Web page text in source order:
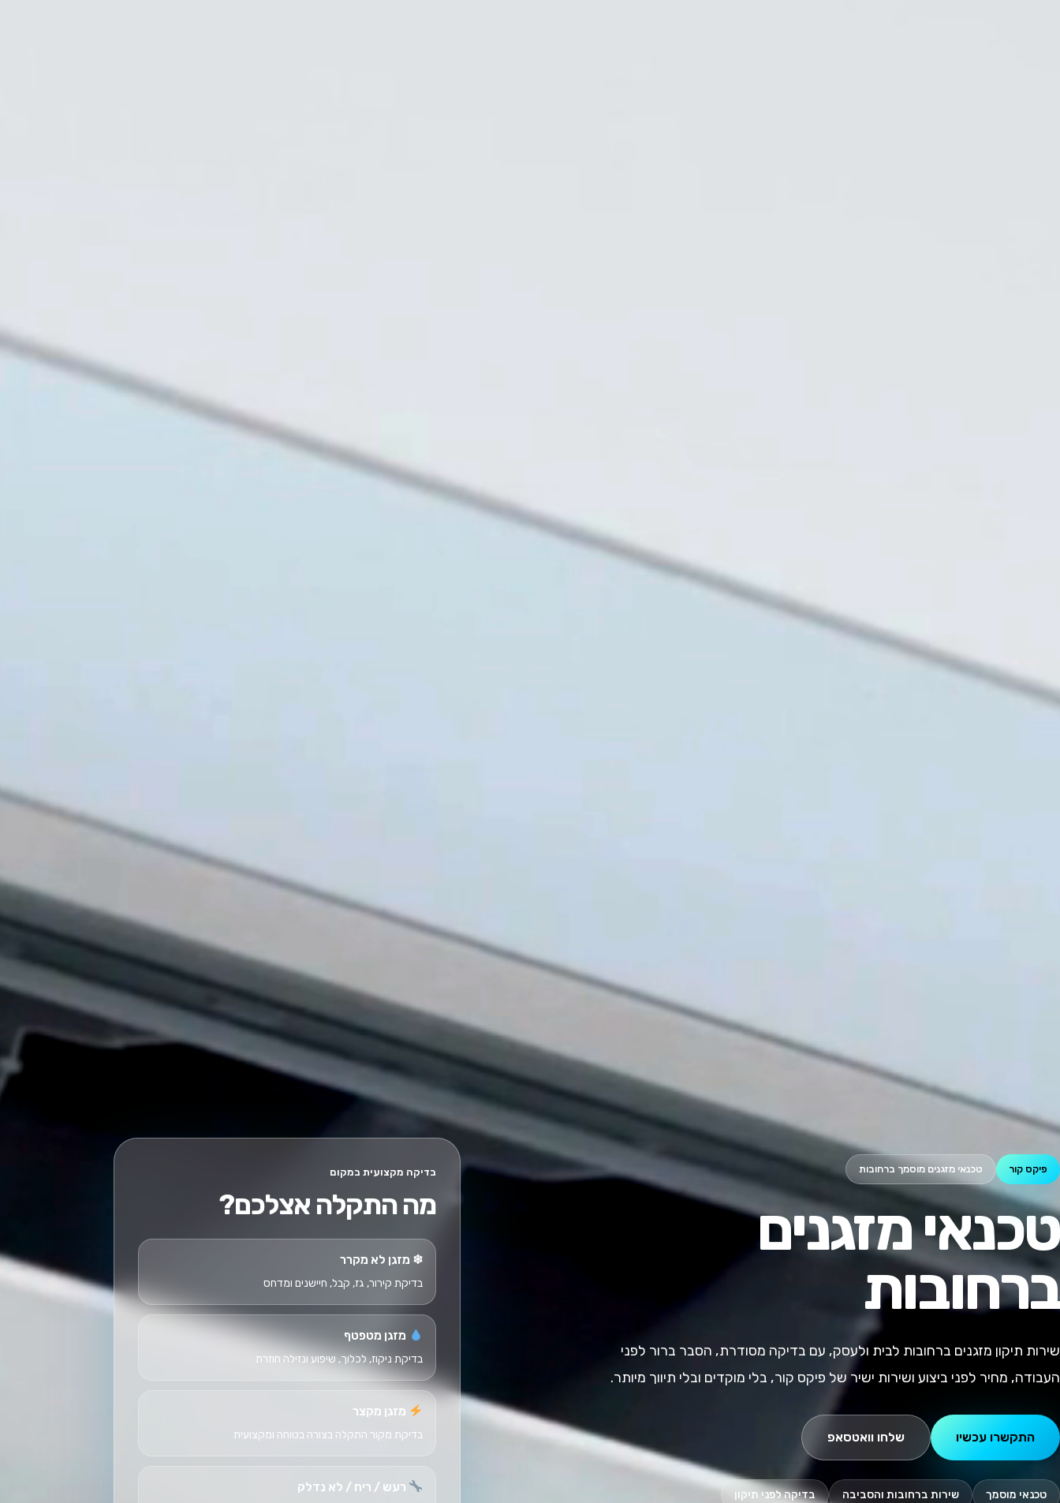
פיקס קור טכנאי מזגנים מוסמך ברחובות
טכנאי מזגנים
ברחובות
שירות תיקון מזגנים ברחובות לבית ולעסק, עם בדיקה מסודרת, הסבר ברור לפני
העבודה, מחיר לפני ביצוע ושירות ישיר של פיקס קור, בלי מוקדים ובלי תיווך מיותר.
התקשרו עכשיו שלחו וואטסאפ
טכנאי מוסמך שירות ברחובות והסביבה בדיקה לפני תיקון
מה התקלה אצלכם?
❄ מזגן לא מקרר
בדיקת קירור, גז, קבל, חיישנים ומדחס
מזגן מטפטף
בדיקת ניקוז, לכלוך, שיפוע ונזילה חוזרת
מזגן מקצר
בדיקת מקור התקלה בצורה בטוחה ומקצועית
רעש / ריח / לא נדלק